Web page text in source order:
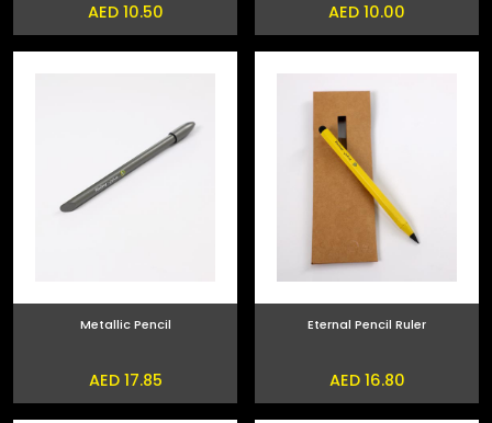
AED 10.00
AED 10.50
Eternal Pencil Ruler
AED 16.80
Metallic Pencil
AED 17.85